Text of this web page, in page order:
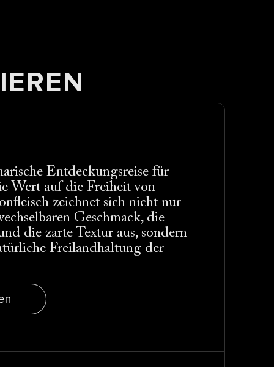
Entdeckungsreise für
Wert auf die Freiheit von
zeichnet sich nicht nur
Geschmack, die
die zarte Textur aus, sondern
Freilandhaltung der